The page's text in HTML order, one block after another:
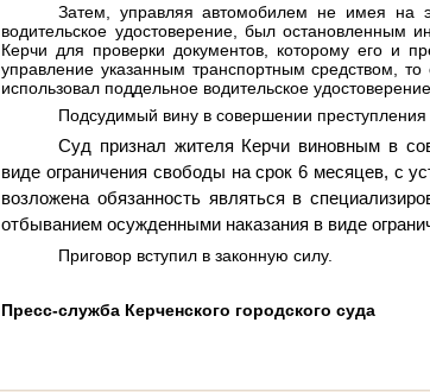
Затем, управляя автомобилем не имея на
водительское удостоверение, был
Керчи для проверки документов, которому его и
управление указанным транспортным средством,
использовал поддельное водительское удостоверение.
Подсудимый вину в совершении
Суд признал жителя Керчи виновным в
виде ограничения свободы на срок 6 месяцев, с
возложена обязанность являться в
отбыванием осужденными наказания в виде
Приговор вступил в законную силу.
Пресс-служба Керченского городского суда